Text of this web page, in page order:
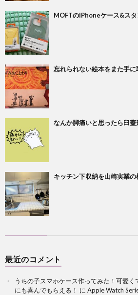
MOFTのiPhoneケース&ス
忘れられない絵本をまた手に
なんか脚痛いと思ったら臼
キッチン下収納を山崎実業
最近のコメント
うちの子スマホケース作ってみた！可愛く
にも喜んでもらえる！ に Apple Watch